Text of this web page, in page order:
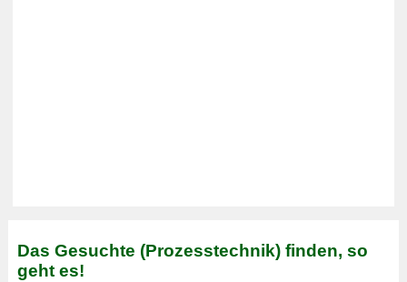
Das Gesuchte (Prozesstechnik) finden, so
geht es!